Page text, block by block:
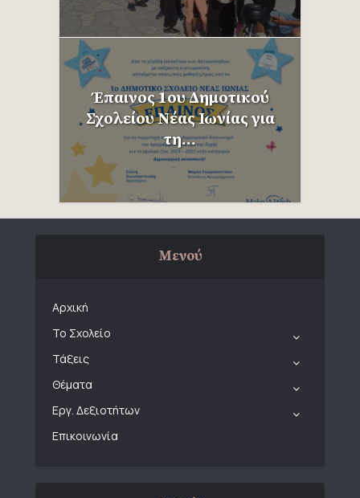
Έπαινος 1ου Δημοτικού
Σχολείου Νέας Ιωνίας για
τη...
Μενού
Αρχική
Το Σχολείο
Τάξεις
Θέματα
Εργ. Δεξιοτήτων
Επικοινωνία